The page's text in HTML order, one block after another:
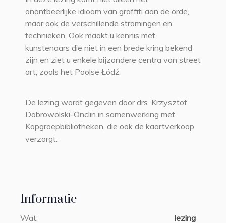
Informatie
Wat:
lezing
onontbeerlijke idioom van graffiti aan de orde,
maar ook de verschillende stromingen en
technieken. Ook maakt u kennis met
kunstenaars die niet in een brede kring bekend
zijn en ziet u enkele bijzondere centra van street
art, zoals het Poolse Łódź.
De lezing wordt gegeven door drs. Krzysztof
Dobrowolski-Onclin in samenwerking met
Kopgroepbibliotheken, die ook de kaartverkoop
verzorgt.